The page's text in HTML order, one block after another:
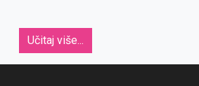
Učitaj više...